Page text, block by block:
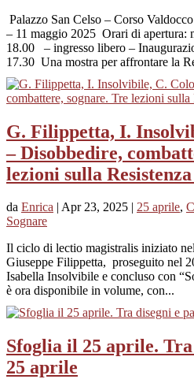
Palazzo San Celso – Corso
– 11 maggio 2025 Orari di apertura:
18.00 – ingresso libero –
17.30 Una mostra per affrontare la
G. Filippetta, I.
– Disobbedire,
lezioni sulla
da Enrica | Apr 23, 2025 | 25 aprile,
Sognare
Il ciclo di lectio magistralis iniziato
Giuseppe Filippetta, proseguito nel
Isabella Insolvibile e concluso con
è ora disponibile in volume, con...
Sfoglia il 25 aprile.
25 aprile